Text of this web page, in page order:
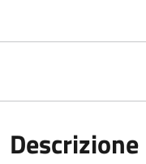
Descrizione